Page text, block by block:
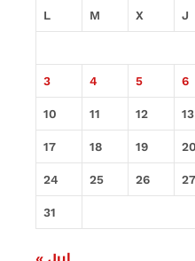
L M X J
3 4 5 6
10 11 12 13
17 18 19 20
24 25 26 27
31